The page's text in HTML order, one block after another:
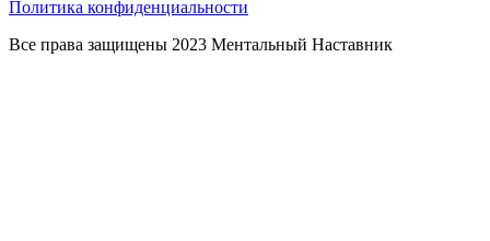
Политика конфиденциальности
Все права защищены 2023 Ментальный Наставник